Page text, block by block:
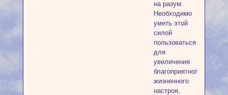
на разум.
Необходимо
уметь этой
силой
пользоваться
для
увеличения
благоприятного
жизненного
настроя,